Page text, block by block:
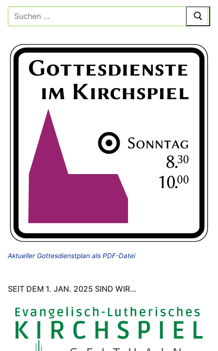
Suche
nach:
Aktueller Gottesdienstplan als PDF-Datei
SEIT DEM 1. JAN. 2025 SIND WIR…